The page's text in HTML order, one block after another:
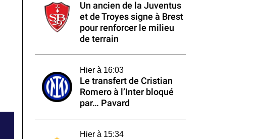
Un ancien de la Juventus
et de Troyes signe à Brest
pour renforcer le milieu
de terrain
Hier à 16:03
Le transfert de Cristian
Romero à l’Inter bloqué
par… Pavard
Hier à 15:34